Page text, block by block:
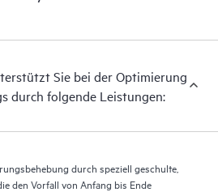
Sie bei der Optimierung
durch folgende Leistungen:
durch speziell geschulte,
den Vorfall von Anfang bis Ende